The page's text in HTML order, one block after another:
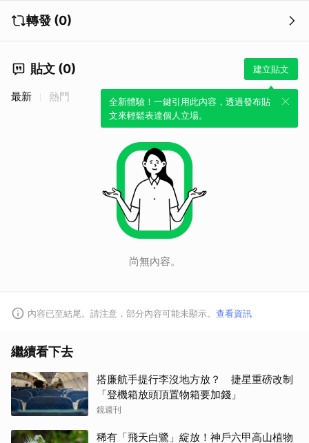
轉發 (0)
貼文 (0) 建立貼文
全新體驗！一鍵引用此內容，透過發布貼
文來輕鬆表達個人立場。
最新 熱門
尚無內容。
內容已至結尾。請注意，部分內容可能未顯示。 查看資訊
繼續看下去
搭廉航手提行李沒地方放？ 捷星重磅改制
「登機箱放頭頂置物箱要加錢」
鏡週刊
稀有「飛天白鷺」綻放！神戶六甲高山植物